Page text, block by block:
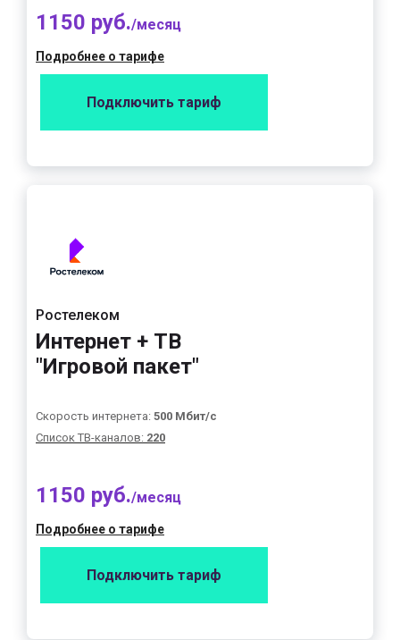
1150 руб./месяц
Подробнее о тарифе
Подключить тариф
Ростелеком
Интернет + ТВ
"Игровой пакет"
Скорость интернета: 500 Мбит/с
Список ТВ-каналов: 220
1150 руб./месяц
Подробнее о тарифе
Подключить тариф